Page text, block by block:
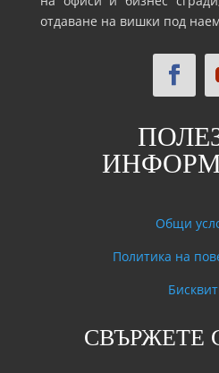
отдаване на вишки под
Общи
Политика на
СВЪРЖЕТЕ